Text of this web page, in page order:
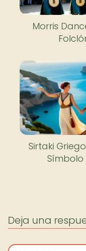
Morris
Sirtaki
Deja una